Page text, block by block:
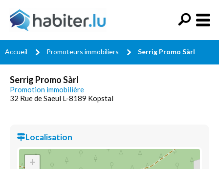
Accueil Promoteurs immobiliers Serrig Promo Sàrl
Serrig Promo Sàrl
Promotion immobilière
32 Rue de Saeul L-8189 Kopstal
Localisation
+